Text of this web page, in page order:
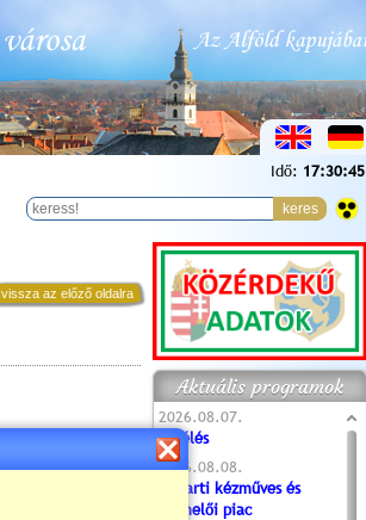
Idő: 17:30:47
vissza az előző oldalra
Aktuális programok
2026.08.07.
Túlélés
2026.08.08.
Tóparti kézműves és
termelői piac